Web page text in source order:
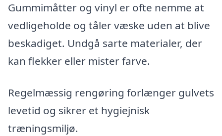
Gummimåtter og vinyl er ofte nemme at
vedligeholde og tåler væske uden at blive
beskadiget. Undgå sarte materialer, der
kan flekker eller mister farve.
Regelmæssig rengøring forlænger gulvets
levetid og sikrer et hygiejnisk
træningsmiljø.